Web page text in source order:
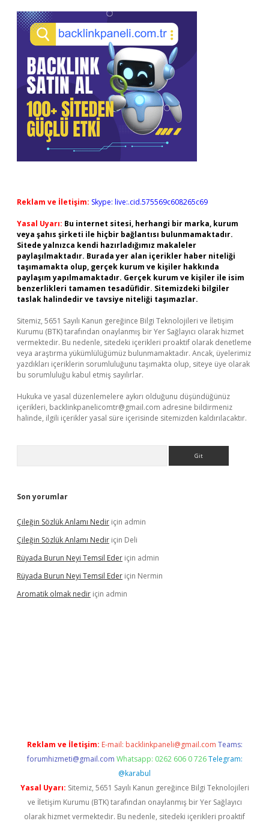
Reklam ve İletişim: Skype: live:.cid.575569c608265c69
Yasal Uyarı: Bu internet sitesi, herhangi bir marka, kurum
veya şahıs şirketi ile hiçbir bağlantısı bulunmamaktadır.
Sitede yalnızca kendi hazırladığımız makaleler
paylaşılmaktadır. Burada yer alan içerikler haber niteliği
taşımamakta olup, gerçek kurum ve kişiler hakkında
paylaşım yapılmamaktadır. Gerçek kurum ve kişiler ile isim
benzerlikleri tamamen tesadüfidir. Sitemizdeki bilgiler
taslak halindedir ve tavsiye niteliği taşımazlar.
Sitemiz, 5651 Sayılı Kanun gereğince Bilgi Teknolojileri ve İletişim
Kurumu (BTK) tarafından onaylanmış bir Yer Sağlayıcı olarak hizmet
vermektedir. Bu nedenle, sitedeki içerikleri proaktif olarak denetleme
veya araştırma yükümlülüğümüz bulunmamaktadır. Ancak, üyelerimiz
yazdıkları içeriklerin sorumluluğunu taşımakta olup, siteye üye olarak
bu sorumluluğu kabul etmiş sayılırlar.
Hukuka ve yasal düzenlemelere aykırı olduğunu düşündüğünüz
içerikleri, backlinkpanelicomtr@gmail.com adresine bildirmeniz
halinde, ilgili içerikler yasal süre içerisinde sitemizden kaldırılacaktır.
Son yorumlar
Çileğin Sözlük Anlamı Nedir için admin
Çileğin Sözlük Anlamı Nedir için Deli
Rüyada Burun Neyi Temsil Eder için admin
Rüyada Burun Neyi Temsil Eder için Nermin
Aromatik olmak nedir için admin
Reklam ve İletişim: E-mail: backlinkpaneli@gmail.com Teams:
forumhizmeti@gmail.com Whatsapp: 0262 606 0 726 Telegram:
@karabul
Yasal Uyarı: Sitemiz, 5651 Sayılı Kanun gereğince Bilgi Teknolojileri
ve İletişim Kurumu (BTK) tarafından onaylanmış bir Yer Sağlayıcı
olarak hizmet vermektedir. Bu nedenle, sitedeki içerikleri proaktif